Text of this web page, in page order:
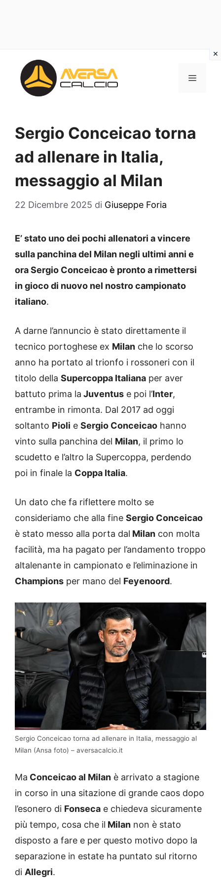
contenuto
MENU
Sergio Conceicao torna
ad allenare in Italia,
messaggio al Milan
22 Dicembre 2025 di Giuseppe Foria
E’ stato uno dei pochi allenatori a vincere
sulla panchina del Milan negli ultimi anni e
ora Sergio Conceicao è pronto a rimettersi
in gioco di nuovo nel nostro campionato
italiano.
A darne l’annuncio è stato direttamente il
tecnico portoghese ex Milan che lo scorso
anno ha portato al trionfo i rossoneri con il
titolo della Supercoppa Italiana per aver
battuto prima la Juventus e poi l’Inter,
entrambe in rimonta. Dal 2017 ad oggi
soltanto Pioli e Sergio Conceicao hanno
vinto sulla panchina del Milan, il primo lo
scudetto e l’altro la Supercoppa, perdendo
poi in finale la Coppa Italia.
Un dato che fa riflettere molto se
consideriamo che alla fine Sergio Conceicao
è stato messo alla porta dal Milan con molta
facilità, ma ha pagato per l’andamento troppo
altalenante in campionato e l’eliminazione in
Champions per mano del Feyenoord.
Sergio Conceicao torna ad allenare in Italia, messaggio al
Milan (Ansa foto) – aversacalcio.it
Ma Conceicao al Milan è arrivato a stagione
in corso in una sitazione di grande caos dopo
l’esonero di Fonseca e chiedeva sicuramente
più tempo, cosa che il Milan non è stato
disposto a fare e per questo motivo dopo la
separazione in estate ha puntato sul ritorno
di Allegri.